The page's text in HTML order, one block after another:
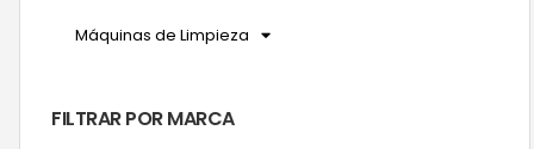
Máquinas de Limpieza
FILTRAR POR MARCA